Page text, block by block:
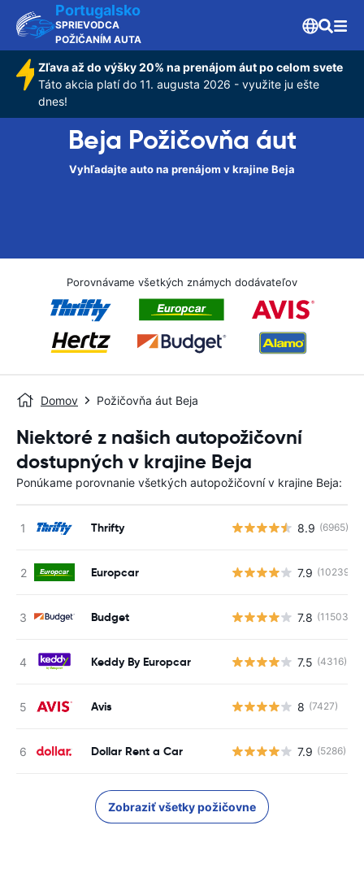
Portugalsko
SPRIEVODCA
POŽIČANÍM AUTA
Zľava až do výšky 20% na prenájom áut po celom svete
Táto akcia platí do 11. augusta 2026 - využite ju ešte
dnes!
Beja Požičovňa áut
Vyhľadajte auto na prenájom v krajine Beja
Porovnávame všetkých známych dodávateľov
Domov Požičovňa áut Beja
Niektoré z našich autopožičovní
dostupných v krajine Beja
Ponúkame porovnanie všetkých autopožičovní v krajine Beja:
Thrifty 8.9 (6965)
Europcar 7.9 (10239)
Budget 7.8 (11503)
Keddy By Europcar 7.5 (4316)
Avis 8 (7427)
Dollar Rent a Car 7.9 (5286)
Zobraziť všetky požičovne